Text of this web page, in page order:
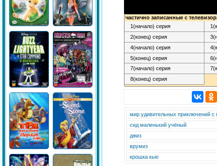
мир удивительных приключений
сид маленький учёный
джиз
врумиз
крошка кью